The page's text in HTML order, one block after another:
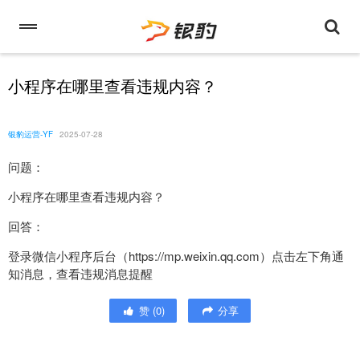
小程序在哪里查看违规内容？
银豹运营-YF 2025-07-28
问题：
小程序在哪里查看违规内容？
回答：
登录微信小程序后台（https://mp.weixin.qq.com）点击左下角通
知消息，查看违规消息提醒
赞 (0) 分享